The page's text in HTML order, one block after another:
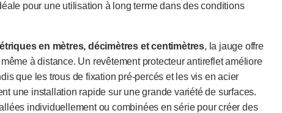
pour une utilisation à long terme dans des conditions
en mètres, décimètres et centimètres, la jauge offre
à distance. Un revêtement protecteur antireflet améliore
que les trous de fixation pré-percés et les vis en acier
une installation rapide sur une grande variété de surfaces.
individuellement ou combinées en série pour créer des